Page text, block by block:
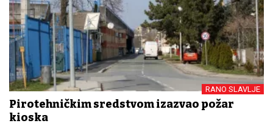
RANO SLAVLJE
Pirotehničkim sredstvom izazvao požar
kioska